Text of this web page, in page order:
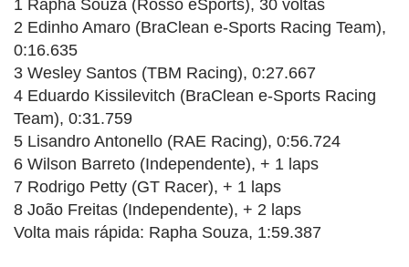
1 Rapha Souza (Rosso eSports), 30 voltas
2 Edinho Amaro (BraClean e-Sports Racing Team),
0:16.635
3 Wesley Santos (TBM Racing), 0:27.667
4 Eduardo Kissilevitch (BraClean e-Sports Racing
Team), 0:31.759
5 Lisandro Antonello (RAE Racing), 0:56.724
6 Wilson Barreto (Independente), + 1 laps
7 Rodrigo Petty (GT Racer), + 1 laps
8 João Freitas (Independente), + 2 laps
Volta mais rápida: Rapha Souza, 1:59.387